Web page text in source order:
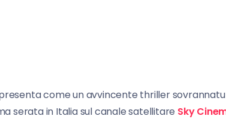
come un avvincente thriller
serata in Italia sul canale satellitare Sky